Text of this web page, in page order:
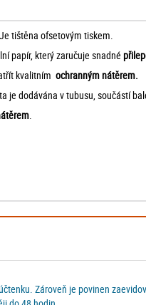
tištěna ofsetovým tiskem.
papír, který zaručuje snadné
kvalitnímochranným nátěrem.
je dodávána v tubusu, součástí
.
Zároveň je povinen